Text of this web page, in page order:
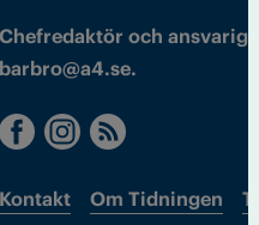
Chefredaktör och ansvarig
barbro@a4.se.
Kontakt Om Tidningen